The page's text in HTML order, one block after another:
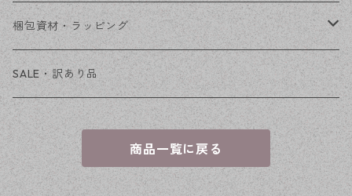
穴あき
穴なし
梱包資材・ラッピング
発送ボックス
アクセサリー台紙
OPP袋
SALE・訳あり品
商品一覧に戻る